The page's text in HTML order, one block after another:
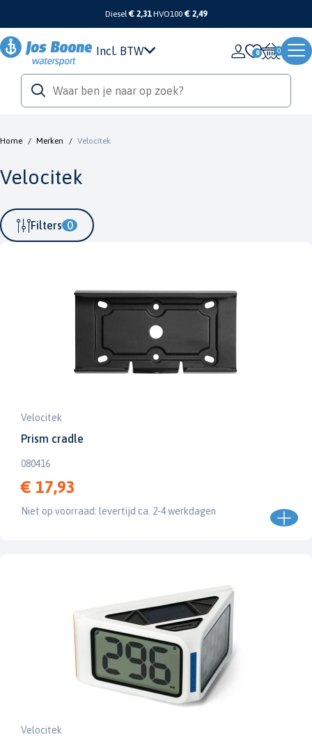
Diesel€ 2,31 HVO100 € 2,49
Incl. BTW 0
Home / Merken / Velocitek
Velocitek
Filters 0
Velocitek
Prism cradle
080416
€ 17,93
Niet op voorraad: levertijd ca. 2-4 werkdagen
Velocitek